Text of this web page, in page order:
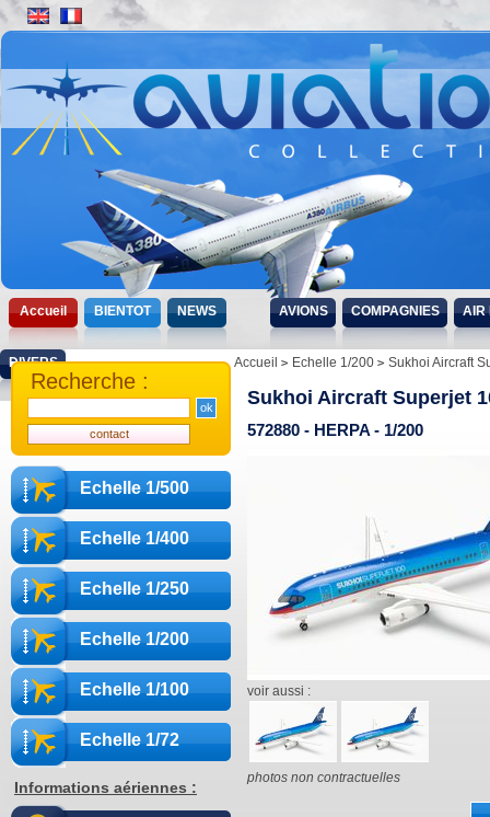
Accueil BIENTOT NEWS AVIONS COMPAGNIES AIR
DIVERS
Echelle 1/500
Echelle 1/400
Echelle 1/250
Echelle 1/200
Echelle 1/100
Echelle 1/72
Informations aériennes :
Recherche :
Accueil Echelle 1/200 Sukhoi Aircraft
Sukhoi Aircraft Superjet
572880 - HERPA - 1/200
voir aussi :
photos non contractuelles